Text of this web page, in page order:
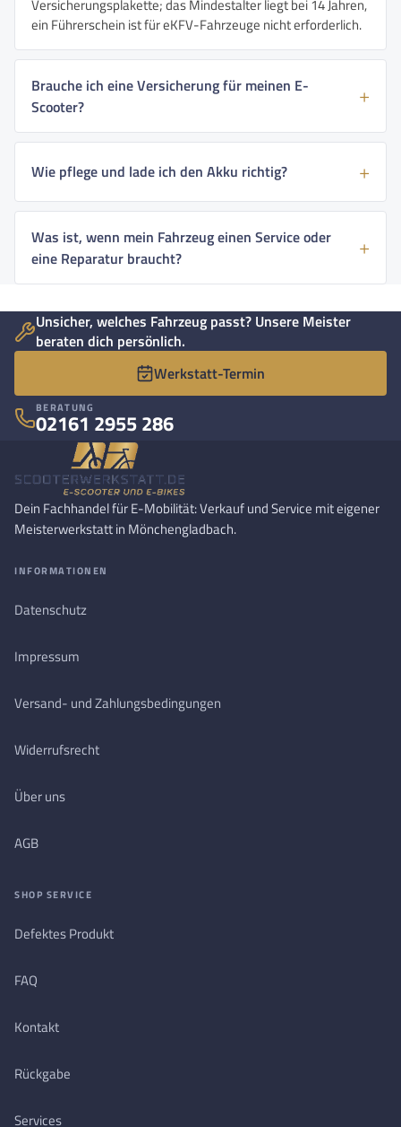
Versicherungsplakette; das Mindestalter liegt bei 14 Jahren,
ein Führerschein ist für eKFV-Fahrzeuge nicht erforderlich.
Brauche ich eine Versicherung für meinen E-
Scooter?
Wie pflege und lade ich den Akku richtig?
Was ist, wenn mein Fahrzeug einen Service oder
eine Reparatur braucht?
Unsicher, welches Fahrzeug passt? Unsere Meister
beraten dich persönlich.
Werkstatt-Termin
BERATUNG
02161 2955 286
Dein Fachhandel für E-Mobilität: Verkauf und Service mit eigener
Meisterwerkstatt in Mönchengladbach.
INFORMATIONEN
Datenschutz
Impressum
Versand- und Zahlungsbedingungen
Widerrufsrecht
Über uns
AGB
SHOP SERVICE
Defektes Produkt
FAQ
Kontakt
Rückgabe
Services